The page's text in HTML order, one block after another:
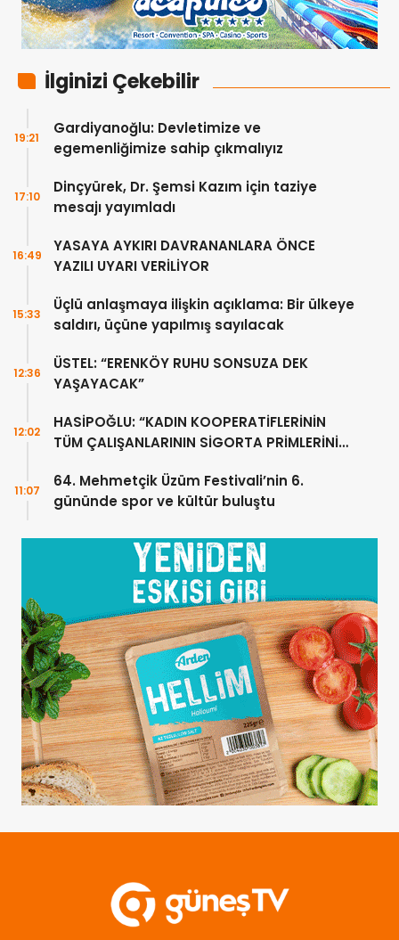
İlginizi Çekebilir
Gardiyanoğlu: Devletimize ve
egemenliğimize sahip çıkmalıyız
19:21
Dinçyürek, Dr. Şemsi Kazım için taziye
mesajı yayımladı
17:10
YASAYA AYKIRI DAVRANANLARA ÖNCE
YAZILI UYARI VERİLİYOR
16:49
Üçlü anlaşmaya ilişkin açıklama: Bir ülkeye
saldırı, üçüne yapılmış sayılacak
15:33
ÜSTEL: “ERENKÖY RUHU SONSUZA DEK
YAŞAYACAK”
12:36
HASİPOĞLU: “KADIN KOOPERATİFLERİNİN
TÜM ÇALIŞANLARININ SİGORTA PRİMLERİNİ
12:02
64. Mehmetçik Üzüm Festivali’nin 6.
gününde spor ve kültür buluştu
11:07